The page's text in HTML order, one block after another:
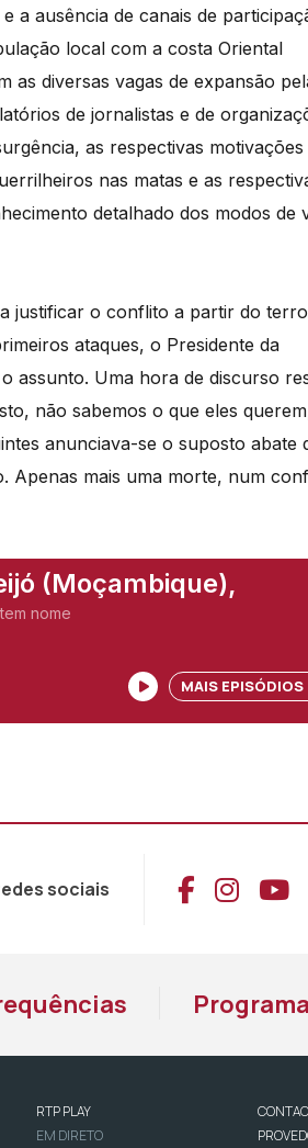
a ausência de canais de
local com a costa Oriental
as diversas vagas de expansão
de jornalistas e de
as respectivas motivações
nas matas e as
detalhado dos modos de
justificar o conflito a partir do
ataques, o Presidente da
assunto. Uma hora de discurso
não sabemos o que eles
anunciava-se o suposto abate
Apenas mais uma morte, num
(Moçambique),
nome
MAIS EPISÓDIOS
sociais Aceder
RTP PLAY
EM DIRETO